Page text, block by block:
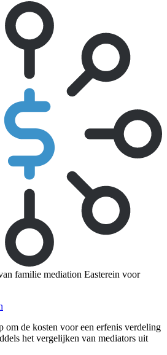
familie mediation Easterein voor
om de kosten voor een erfenis verdeling
het vergelijken van mediators uit